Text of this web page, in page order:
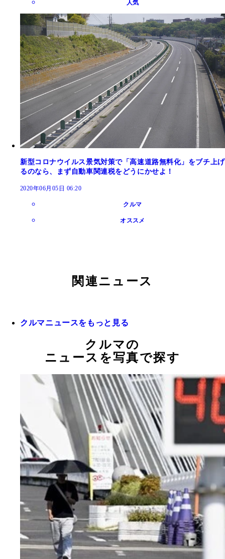
人気
新型コロナウイルス景気対策で「高速道路無料化」をブチ上げ
るのなら、まず自動車関連税をどうにかせよ！
2020年06月05日 06:20
クルマ
オススメ
関連ニュース
クルマニュースをもっと見る
クルマの
ニュースを写真で探す